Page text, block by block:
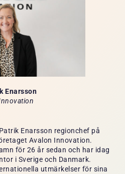
Enarsson
Enarsson regionchef på
Avalon Innovation.
för 26 år sedan och har idag
i Sverige och Danmark.
utmärkelser för sina